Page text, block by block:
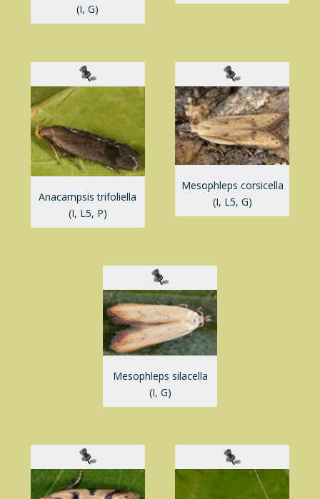
(I, G)
Anacampsis trifoliella
(I, L5, P)
Mesophleps corsicella
(I, L5, G)
Mesophleps silacella
(I, G)